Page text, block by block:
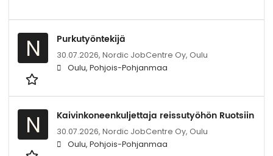
N Purkutyöntekijä
30.07.2026, Nordic JobCentre Oy, Oulu
Oulu, Pohjois-Pohjanmaa
N Kaivinkoneenkuljettaja reissutyöhön Ruotsiin
30.07.2026, Nordic JobCentre Oy, Oulu
Oulu, Pohjois-Pohjanmaa